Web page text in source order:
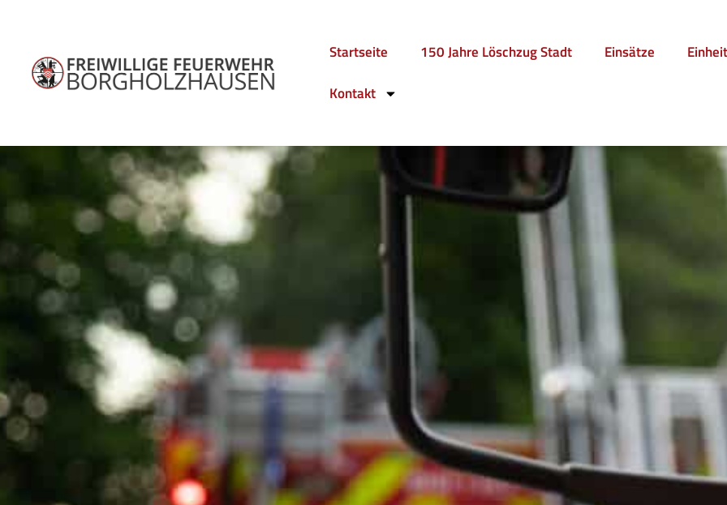
Startseite 150 Jahre Löschzug Stadt Einsätze
Kontakt